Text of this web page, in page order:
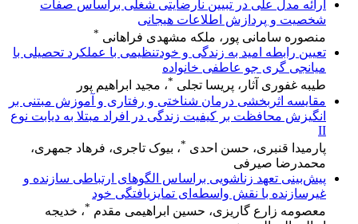
ارائه مدل علی در تبیین نارضایتی شغلی براساس صفات
شخصیت و پردازش اطلاعات هیجانی
منصوره سامانی پور، ملکه مشهدی فراهانی *
تعیین رابطه امید به زندگی و خودتنظیمی با عملکرد تحصیلی با
میانجی گری جو عاطفی خانواده
طیبه غفوری آثار، پریسا تجلی * ، مجید ابراهیم پور
مقایسه اثربخشی درمان شناختی و رفتاری و آموزش مبتنی بر
انگیزش محافظت بر کیفیت زندگی در افراد مبتلا به دیابت نوع
II
پارمیدا قنبری، حسن احدی *، بیوک تاجری، فرهاد جمهری،
محمدرضا صیرفی
پیش‌بینی تعهد زناشویی براساس الگوهای ارتباطی سازنده و
غیرسازنده با نقش واسطه‌ای تمایزیافتگی خود
معصومه زارع گاریزی، حسین ابراهیمی مقدم * ، خدیجه